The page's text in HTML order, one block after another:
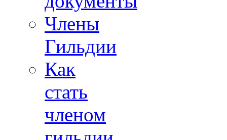
Члены
Гильдии
Как
стать
членом